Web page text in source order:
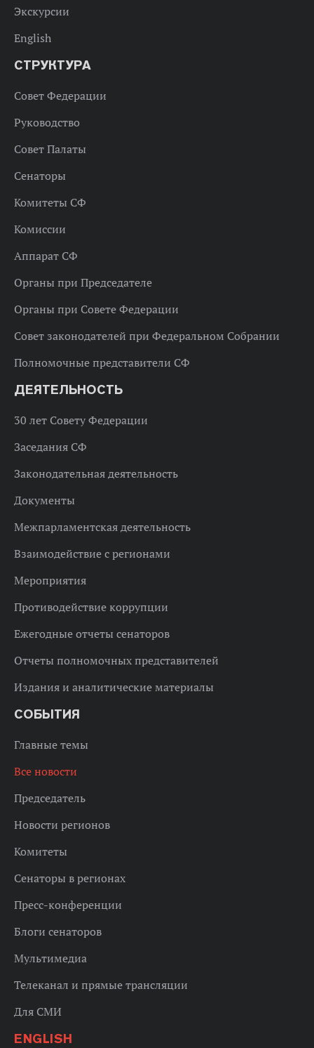
Экскурсии
English
СТРУКТУРА
Совет Федерации
Руководство
Совет Палаты
Сенаторы
Комитеты СФ
Комиссии
Аппарат СФ
Органы при Председателе
Органы при Совете Федерации
Совет законодателей при Федеральном Собрании
Полномочные представители СФ
ДЕЯТЕЛЬНОСТЬ
30 лет Совету Федерации
Заседания СФ
Законодательная деятельность
Документы
Межпарламентская деятельность
Взаимодействие с регионами
Мероприятия
Противодействие коррупции
Ежегодные отчеты сенаторов
Отчеты полномочных представителей
Издания и аналитические материалы
СОБЫТИЯ
Главные темы
Все новости
Председатель
Новости регионов
Комитеты
Сенаторы в регионах
Пресс-конференции
Блоги сенаторов
Мультимедиа
Телеканал и прямые трансляции
Для СМИ
ENGLISH